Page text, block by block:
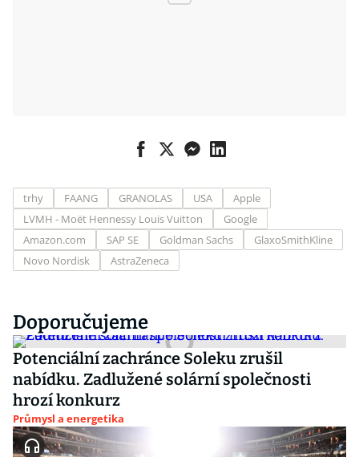
trhy FAANG GRANOLAS USA
Apple
LVMH - Moët Hennessy Louis Vuitton
Google
Amazon.com
SAP SE Goldman Sachs
GlaxoSmithKline
Novo Nordisk
AstraZeneca
Doporučujeme
Potenciální zachránce Soleku zrušil
nabídku. Zadlužené solární společnosti
hrozí konkurz
Průmysl a energetika